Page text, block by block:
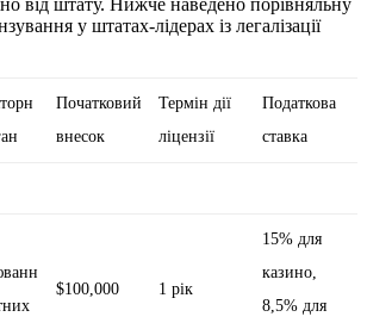
від штату. Нижче наведено порівняльну
у штатах-лідерах із легалізації
Початковий
внесок
Термін дії
ліцензії
Податкова
ставка
$100,000 1 рік
15% для
казино,
8,5% для